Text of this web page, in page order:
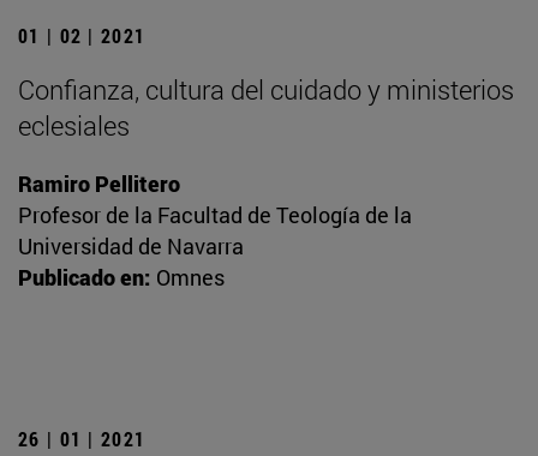
01 | 02 | 2021
Confianza, cultura del cuidado y ministerios
eclesiales
Ramiro Pellitero
Profesor de la Facultad de Teología de la
Universidad de Navarra
Publicado en: Omnes
26 | 01 | 2021